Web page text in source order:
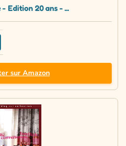
Edition 20 ans - ...
sur Amazon